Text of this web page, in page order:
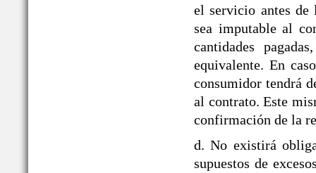
el servicio antes de
sea imputable al
cantidades
equivalente. En
consumidor tendrá
al contrato. Este
confirmación de la
d. No existirá
supuestos de